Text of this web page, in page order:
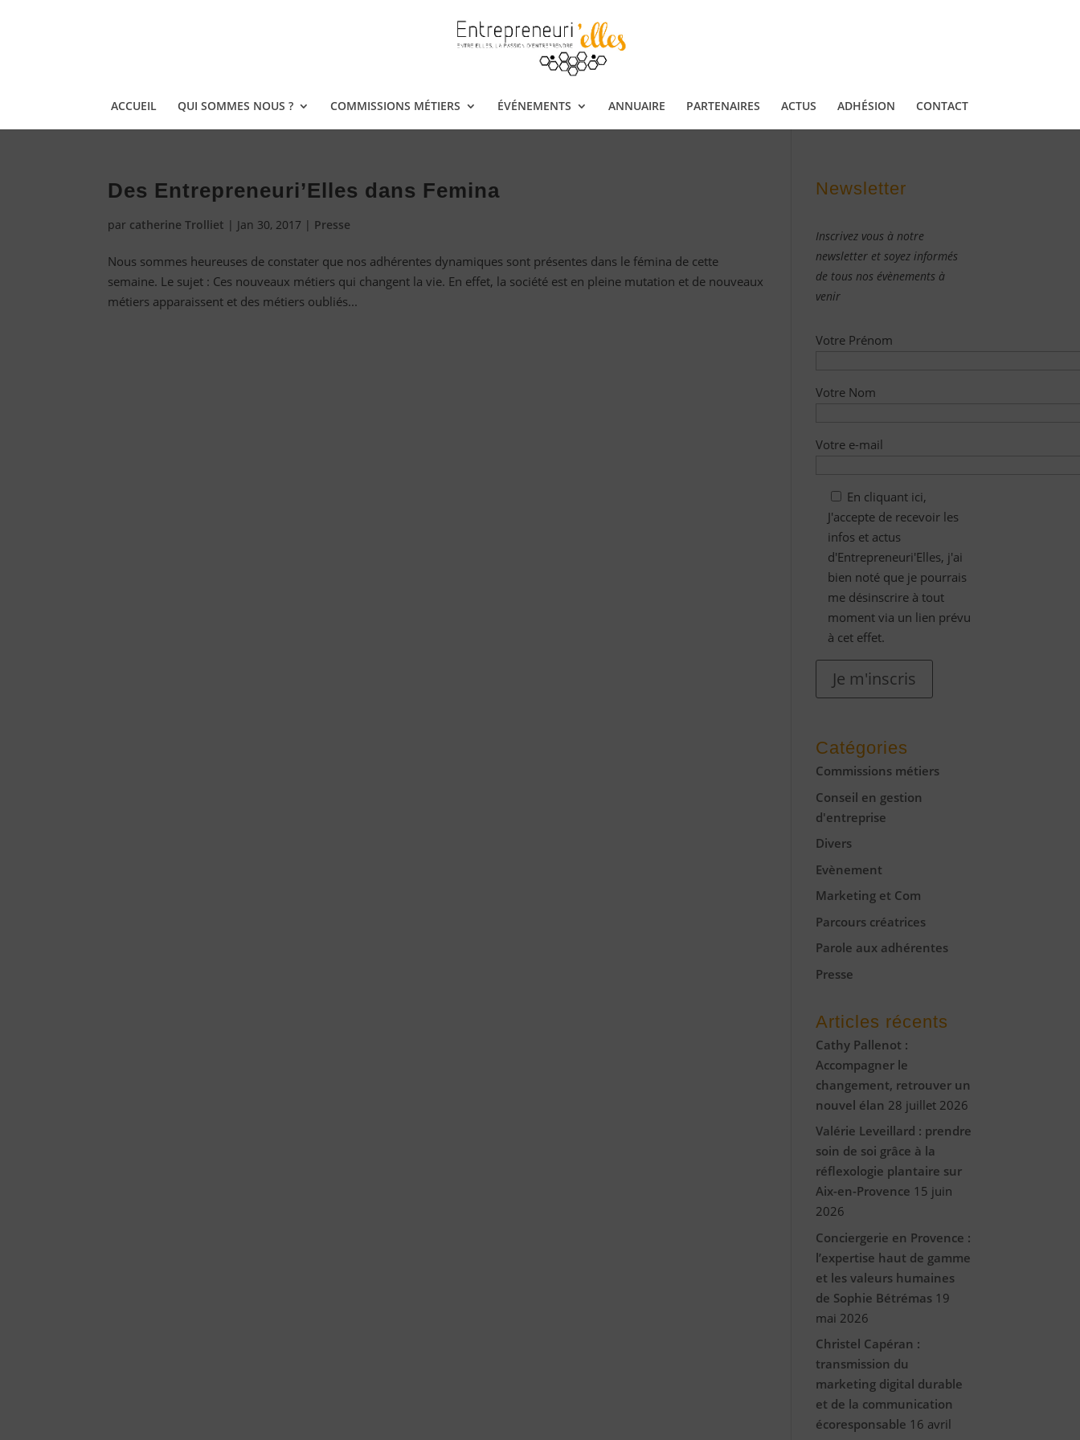
ACCUEIL QUI SOMMES NOUS ? COMMISSIONS MÉTIERS ÉVÉNEMENTS ANNUAIRE PARTENAIRES ACTUS ADHÉSION CONTACT
Des Entrepreneuri’Elles dans Femina
par catherine Trolliet | Jan 30, 2017 | Presse
Nous sommes heureuses de constater que nos adhérentes dynamiques sont présentes dans le fémina de cette
semaine. Le sujet : Ces nouveaux métiers qui changent la vie. En effet, la société est en pleine mutation et de nouveaux
métiers apparaissent et des métiers oubliés...
Newsletter
Inscrivez vous à notre
newsletter et soyez informés
de tous nos évènements à
venir
Votre Prénom
Votre Nom
Votre e-mail
En cliquant ici,
J'accepte de recevoir les
infos et actus
d'Entrepreneuri'Elles, j'ai
bien noté que je pourrais
me désinscrire à tout
moment via un lien prévu
à cet effet.
Je m'inscris
Catégories
Commissions métiers
Conseil en gestion
d'entreprise
Divers
Evènement
Marketing et Com
Parcours créatrices
Parole aux adhérentes
Presse
Articles récents
Cathy Pallenot :
Accompagner le
changement, retrouver un
nouvel élan 28 juillet 2026
Valérie Leveillard : prendre
soin de soi grâce à la
réflexologie plantaire sur
Aix-en-Provence 15 juin
2026
Conciergerie en Provence :
l’expertise haut de gamme
et les valeurs humaines
de Sophie Bétrémas 19
mai 2026
Christel Capéran :
transmission du
marketing digital durable
et de la communication
écoresponsable 16 avril